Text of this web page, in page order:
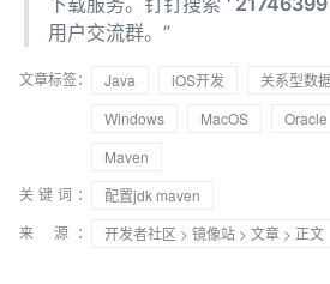
用户交流群。”
文章标签： Java iOS开发 关系型数
Windows
MacOS Oracle
Maven
关键词：
配置jdk maven
来 源：
开发者社区 > 镜像站 > 文章 > 正文